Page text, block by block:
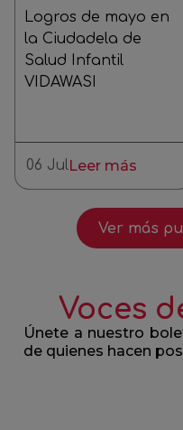
Logros de mayo en
la Ciudadela de
Salud Infantil
VIDAWASI
06 JulLeer más
Ver más
Voces
Únete a nuestro
de quienes hacen